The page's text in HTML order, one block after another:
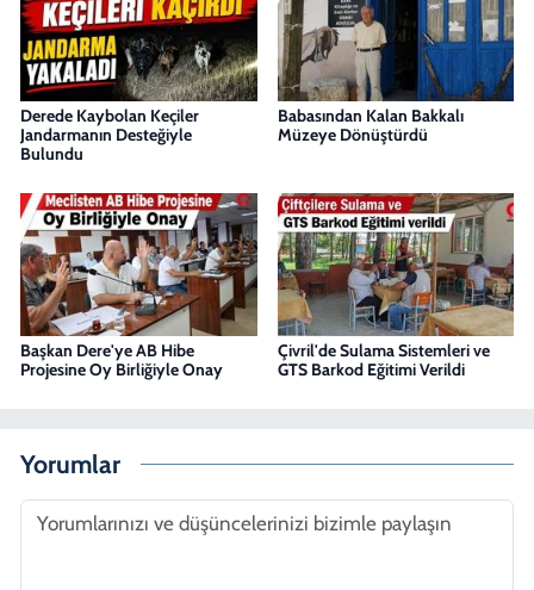
Derede Kaybolan Keçiler
Jandarmanın Desteğiyle
Bulundu
Babasından Kalan Bakkalı
Müzeye Dönüştürdü
Başkan Dere'ye AB Hibe
Projesine Oy Birliğiyle Onay
Çivril'de Sulama Sistemleri ve
GTS Barkod Eğitimi Verildi
Yorumlar